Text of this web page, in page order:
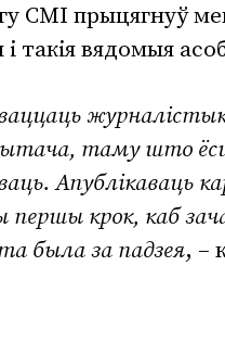
СМІ прыцягнуў
і такія вядомыя
таму што
Апублікаваць
крок, каб
была за падзея, –